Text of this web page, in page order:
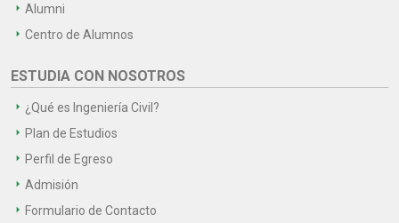
Alumni
Centro de Alumnos
ESTUDIA CON NOSOTROS
¿Qué es Ingeniería Civil?
Plan de Estudios
Perfil de Egreso
Admisión
Formulario de Contacto